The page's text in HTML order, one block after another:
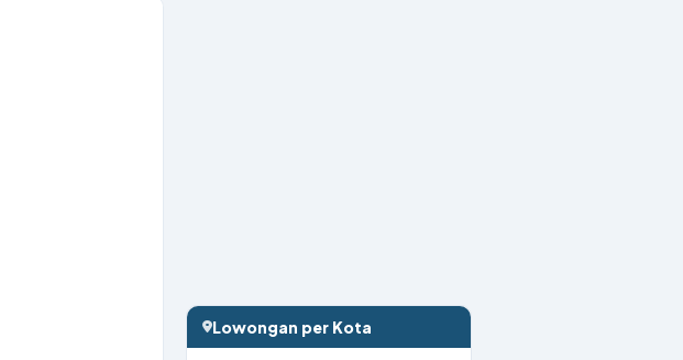
Lowongan per Kota